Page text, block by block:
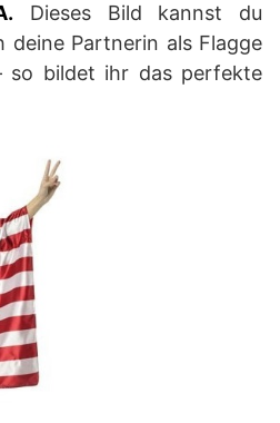
Dieses Bild kannst du
deine Partnerin als Flagge
so bildet ihr das perfekte